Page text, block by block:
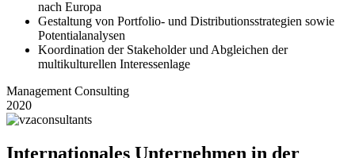
nach Europa
Gestaltung von Portfolio- und Distributionsstrategien sowie
Potentialanalysen
Koordination der Stakeholder und Abgleichen der
multikulturellen Interessenlage
Management Consulting
2020
Internationales Unternehmen in der